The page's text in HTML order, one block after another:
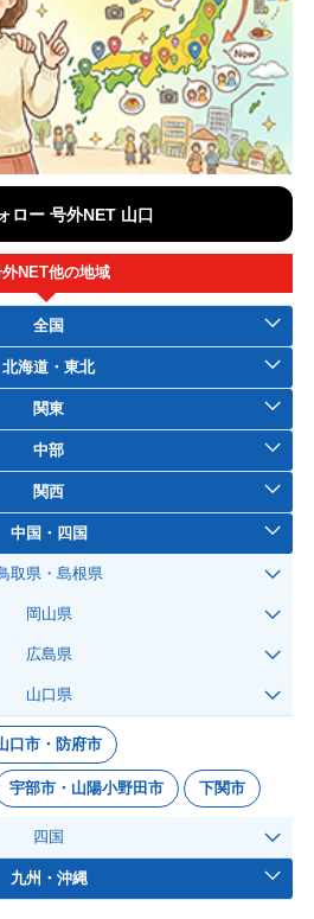
ロー 号外NET 山口
NET他の地域
全国
北海道・東北
関東
中部
関西
中国・四国
取県・島根県
岡山県
広島県
山口県
口市・防府市
宇部市・山陽小野田市 下関市
四国
九州・沖縄